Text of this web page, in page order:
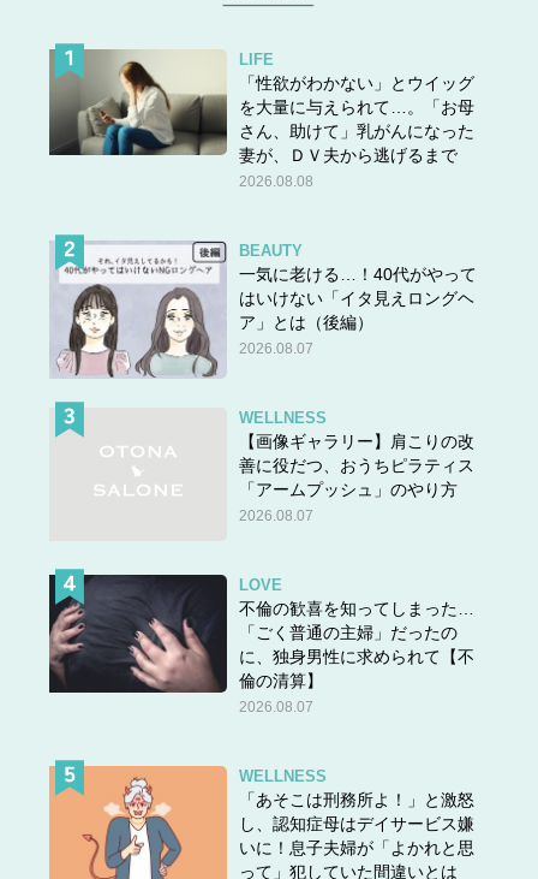
LIFE
「性欲がわかない」とウイッグ
を大量に与えられて…。「お母
さん、助けて」乳がんになった
妻が、ＤＶ夫から逃げるまで
2026.08.08
BEAUTY
一気に老ける…！40代がやって
はいけない「イタ見えロングヘ
ア」とは（後編）
2026.08.07
WELLNESS
【画像ギャラリー】肩こりの改
善に役だつ、おうちピラティス
「アームプッシュ」のやり方
2026.08.07
LOVE
不倫の歓喜を知ってしまった…
「ごく普通の主婦」だったの
に、独身男性に求められて【不
倫の清算】
2026.08.07
WELLNESS
「あそこは刑務所よ！」と激怒
し、認知症母はデイサービス嫌
いに！息子夫婦が「よかれと思
って」犯していた間違いとは